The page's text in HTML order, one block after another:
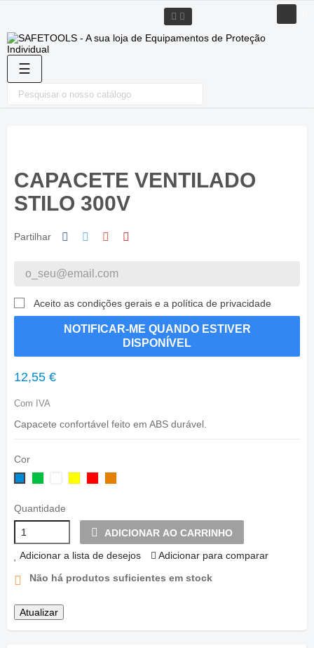
Toggle
navigation
☰
CAPACETE VENTILADO
STILO 300V
Partilhar
Aceito as condições gerais e a política de privacidade
NOTIFICAR-ME QUANDO ESTIVER
DISPONÍVEL
12,55 €
Com IVA
Capacete confortável feito em ABS durável.
Cor
Quantidade
ADICIONAR AO CARRINHO
Adicionar a lista de desejos
Adicionar para comparar
Não há produtos suficientes em stock